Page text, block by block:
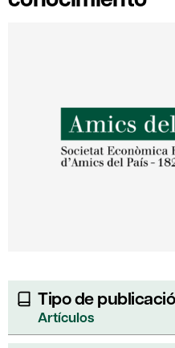
Tipo de
Artículos